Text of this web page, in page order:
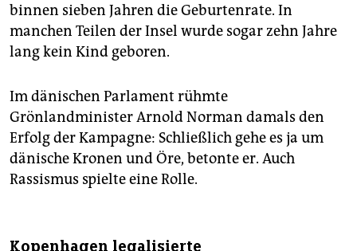
binnen sieben Jahren die Geburtenrate. In
manchen Teilen der Insel wurde sogar zehn Jahre
lang kein Kind geboren.
Im dänischen Parlament rühmte
Grönlandminister Arnold Norman damals den
Erfolg der Kampagne: Schließlich gehe es ja um
dänische Kronen und Öre, betonte er. Auch
Rassismus spielte eine Rolle.
Kopenhagen legalisierte